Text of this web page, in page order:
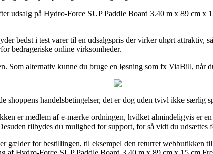
udsalg på Hydro-Force SUP Paddle Board 3.40 m x 89 cm x
bedst i test varer til en udsalgspris der virker uhørt
bedrageriske online virksomheder.
Som alternativ kunne du bruge en løsning som fx ViaBill, når
shoppens handelsbetingelser, det er dog uden tvivl ikke særlig
er medlem af e-mærke ordningen, hvilket almindeligvis er
tilbydes du mulighed for support, for så vidt du udsættes
gælder for bestillingen, til eksempel den returret webbutikken